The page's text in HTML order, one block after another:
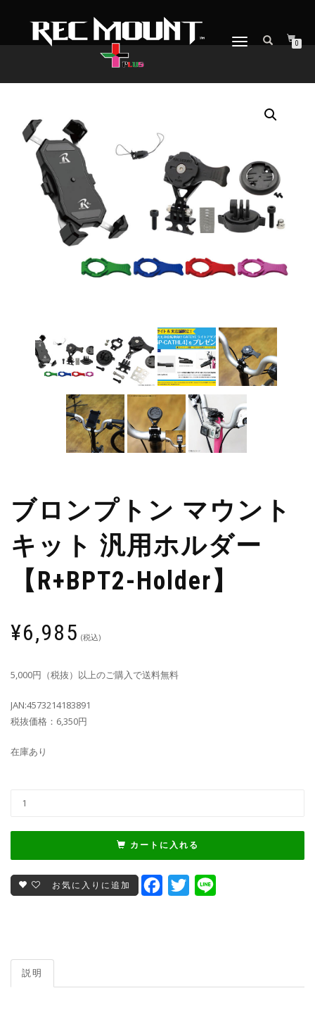
ナ
ー
0
ブロンプトン マウント
キット 汎用ホルダー
【R+BPT2-Holder】
¥6,985 (税込)
5,000円（税抜）以上のご購入で送料無料
JAN:4573214183891
税抜価格：6,350円
在庫あり
カートに入れる
お気に入りに追加 Facebook
Twitter
説明